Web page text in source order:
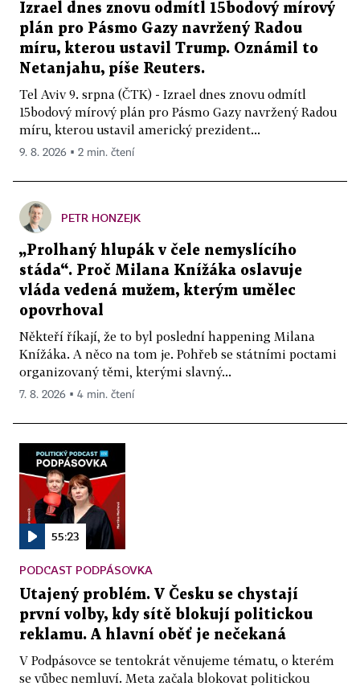
Izrael dnes znovu odmítl 15bodový mírový
plán pro Pásmo Gazy navržený Radou
míru, kterou ustavil Trump. Oznámil to
Netanjahu, píše Reuters.
Tel Aviv 9. srpna (ČTK) - Izrael dnes znovu odmítl
15bodový mírový plán pro Pásmo Gazy navržený Radou
míru, kterou ustavil americký prezident...
9. 8. 2026 ▪ 2 min. čtení
PETR HONZEJK
„Prolhaný hlupák v čele nemyslícího
stáda“. Proč Milana Knížáka oslavuje
vláda vedená mužem, kterým umělec
opovrhoval
Někteří říkají, že to byl poslední happening Milana
Knížáka. A něco na tom je. Pohřeb se státními poctami
organizovaný těmi, kterými slavný...
7. 8. 2026 ▪ 4 min. čtení
55:23
PODCAST PODPÁSOVKA
Utajený problém. V Česku se chystají
první volby, kdy sítě blokují politickou
reklamu. A hlavní oběť je nečekaná
V Podpásovce se tentokrát věnujeme tématu, o kterém
se vůbec nemluví. Meta začala blokovat politickou